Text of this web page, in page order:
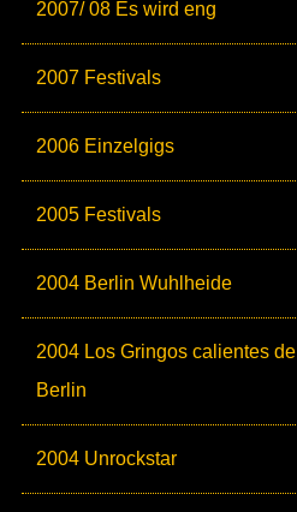
2007/ 08 Es wird eng
2007 Festivals
2006 Einzelgigs
2005 Festivals
2004 Berlin Wuhlheide
2004 Los Gringos calientes de
Berlin
2004 Unrockstar